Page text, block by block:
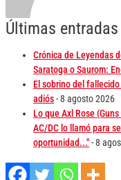
Últimas
Crónica de Leyendas
Saratoga o Saurom:
El sobrino del
adiós- 8 agosto 2026
Lo que Axl Rose
AC/DC lo llamó para
oportunidad..."- 8